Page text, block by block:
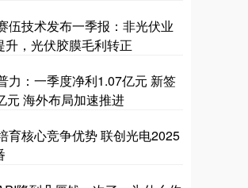
伍技术发布一季报：非光伏业
升，光伏胶膜毛利转正
力：一季度净利1.07亿元 新签
元 海外布局加速推进
育核心竞争优势 联创光电2025